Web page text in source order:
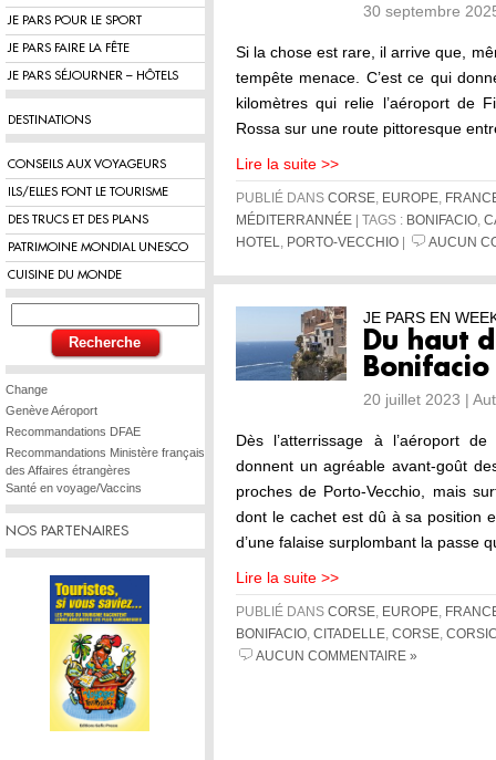
JE PARS POUR LE SPORT
JE PARS FAIRE LA FÊTE
JE PARS SÉJOURNER – HÔTELS
DESTINATIONS
CONSEILS AUX VOYAGEURS
ILS/ELLES FONT LE TOURISME
DES TRUCS ET DES PLANS
PATRIMOINE MONDIAL UNESCO
CUISINE DU MONDE
Change
Genève Aéroport
Recommandations DFAE
Recommandations Ministère français
des Affaires étrangères
Santé en voyage/Vaccins
NOS PARTENAIRES
30 septembre
Si la chose est rare, il arrive que,
tempête menace. C’est ce qui
kilomètres qui relie l’aéroport de
Rossa sur une route pittoresque
Lire la suite >>
PUBLIÉ DANS CORSE EUROPE
MÉDITERRANNÉE | TAGS : BONIFACIO
HOTEL
PORTO-VECCHIO AUCUN
JE PARS EN
Du haut
Bonifacio
20 juillet 2023 |
Dès l’atterrissage à l’aéroport
donnent un agréable avant-goût
proches de Porto-Vecchio, mais
dont le cachet est dû à sa position
d’une falaise surplombant la passe
Lire la suite >>
PUBLIÉ DANS CORSE EUROPE
BONIFACIO CITADELLE CORSE
AUCUN COMMENTAIRE »